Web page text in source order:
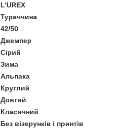
L'UREX
Туреччина
42/50
Джемпер
Сірий
Зима
Альпака
Круглий
Довгий
Класичний
Без візерунків і принтів